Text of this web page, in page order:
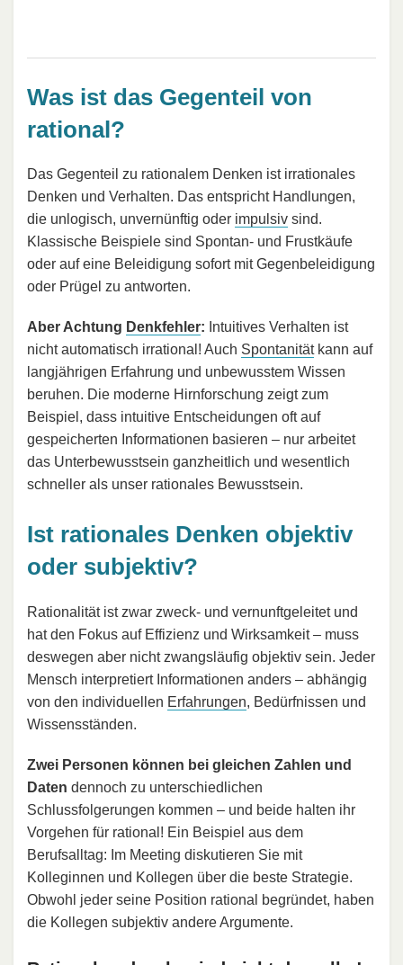
Was ist das Gegenteil von
rational?
Das Gegenteil zu rationalem Denken ist irrationales
Denken und Verhalten. Das entspricht Handlungen,
die unlogisch, unvernünftig oder impulsiv sind.
Klassische Beispiele sind Spontan- und Frustkäufe
oder auf eine Beleidigung sofort mit Gegenbeleidigung
oder Prügel zu antworten.
Aber Achtung Denkfehler: Intuitives Verhalten ist
nicht automatisch irrational! Auch Spontanitätkann auf
langjährigen Erfahrung und unbewusstem Wissen
beruhen. Die moderne Hirnforschung zeigt zum
Beispiel, dass intuitive Entscheidungen oft auf
gespeicherten Informationen basieren – nur arbeitet
das Unterbewusstsein ganzheitlich und wesentlich
schneller als unser rationales Bewusstsein.
Ist rationales Denken objektiv
oder subjektiv?
Rationalität ist zwar zweck- und vernunftgeleitet und
hat den Fokus auf Effizienz und Wirksamkeit – muss
deswegen aber nicht zwangsläufig objektiv sein. Jeder
Mensch interpretiert Informationen anders – abhängig
von den individuellen Erfahrungen, Bedürfnissen und
Wissensständen.
Zwei Personen können bei gleichen Zahlen und
Daten dennoch zu unterschiedlichen
Schlussfolgerungen kommen – und beide halten ihr
Vorgehen für rational! Ein Beispiel aus dem
Berufsalltag: Im Meeting diskutieren Sie mit
Kolleginnen und Kollegen über die beste Strategie.
Obwohl jeder seine Position rational begründet, haben
die Kollegen subjektiv andere Argumente.